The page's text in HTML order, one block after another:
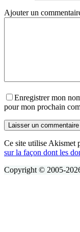
Ajouter un
Enregistrer mon
pour mon prochain
Laisser un commentaire
Ce site utilise Akismet
sur la façon dont les
Copyright © 2005-